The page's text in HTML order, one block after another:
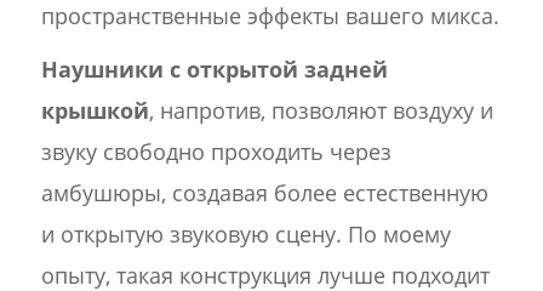
пространственные эффекты вашего микса.
Наушники с открытой задней
крышкой, напротив, позволяют воздуху и
звуку свободно проходить через
амбушюры, создавая более естественную
и открытую звуковую сцену. По моему
опыту, такая конструкция лучше подходит